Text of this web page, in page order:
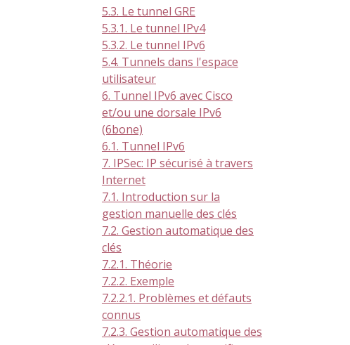
5.3. Le tunnel GRE
5.3.1. Le tunnel IPv4
5.3.2. Le tunnel IPv6
5.4. Tunnels dans l'espace
utilisateur
6. Tunnel IPv6 avec Cisco
et/ou une dorsale IPv6
(6bone)
6.1. Tunnel IPv6
7. IPSec: IP sécurisé à travers
Internet
7.1. Introduction sur la
gestion manuelle des clés
7.2. Gestion automatique des
clés
7.2.1. Théorie
7.2.2. Exemple
7.2.2.1. Problèmes et défauts
connus
7.2.3. Gestion automatique des